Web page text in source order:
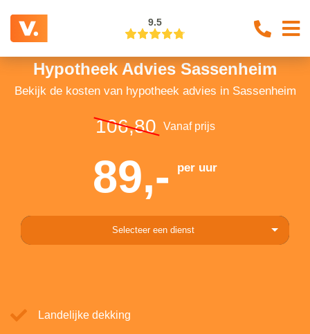
9.5
Hypotheek Advies Sassenheim
Bekijk de kosten van hypotheek advies in Sassenheim
106,80 Vanaf prijs
89,- per uur
Selecteer een dienst
Landelijke dekking